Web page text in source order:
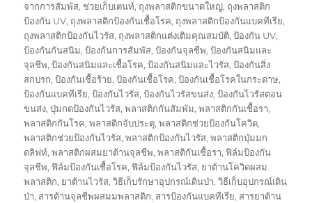
จากการสัมพัส, ช่วยเก็บเตนท์, ถุงพลาสติกขนาดใหญ่, ถุงพลาสติก
ป้องกัน UV, ถุงพลาสติกป้องกันเชื้อโรค, ถุงพลาสติกป้องกันแบคทีเรีย,
ถุงพลาสติกป้องกันไวรัส, ถุงพลาสติกแต่งเติมคุณสมบัติ,ป้องกัน UV,
ป้องกันกันสนิม,ป้องกันการสัมพัส,ป้องกันจุลชีพ,ป้องกันสนิมและ
จุลชีพ,ป้องกันสนิมและเชื้อโรค,ป้องกันสนิมและไวรัส,ป้องกันสิ่ง
สกปรก,ป้องกันเชื้อร้าย,ป้องกันเชื้อโรค,ป้องกันเชื้อโรคในกระดาษ,
ป้องกันแบคทีเรีย,ป้องกันไวรัส,ป้องกันไวรัสขนส่ง,ป้องกันไวรัสตอน
ขนส่ง,ปุ่มกดป้องกันไวรัส,พลาสติกกันสัมพัม,พลาสติกกันเชื้อรา,
พลาสติกกันโรค,พลาสติกจับประตุ,พลาสติกช่วยป้องกันโควิด,
พลาสติกช่วยป้องกันไวรัส,พลาสติกป้องกันไวรัส,พลาสติกปุ่มมก
ดลิฟท์,พลาสติกผสมยาต้านจุลชีพ,พลาสติกันเชื้อรา, ฟิล์มป้องกัน
จุลชีพ, ฟิล์มป้องกันเชื้อโรค, ฟิล์มป้องกันไวรัส, ยาต้านโควิดผสม
พลาสติก, ยาต้านไวรัส,วิธีเก็บรักษาอุปกรณ์เดินป่า,วิธีเก็บอุปกรณ์เดิน
ป่า, สารต้านจุลชีพผสมมพลาสติก, สารป้องกันแบคทีเรีย, สารยาต้าน